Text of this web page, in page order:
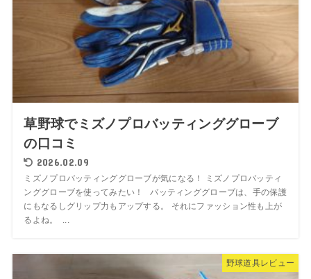
草野球でミズノプロバッティンググローブ
の口コミ
2026.02.09
ミズノプロバッティンググローブが気になる！ ミズノプロバッティ
ンググローブを使ってみたい！ バッティンググローブは、手の保護
にもなるしグリップ力もアップする。 それにファッション性も上が
るよね。 ...
野球道具レビュー